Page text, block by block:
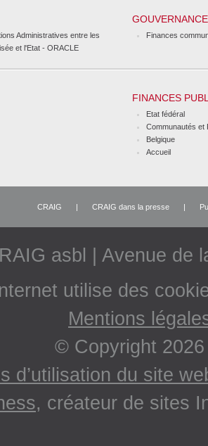
Administratives entre les
et l'Etat - ORACLE
Finances
FINANCES
Etat fédéral
Communautés et
Belgique
Accueil
CRAIG | CRAIG dans la presse |
asbl | Avenue de
utilise des
Mentions
© Copyright
d’utilisation du site
, créateur de sites